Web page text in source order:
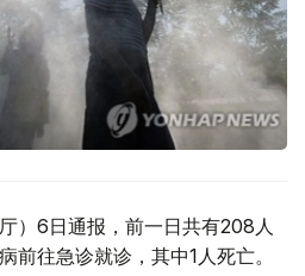
）6日通报，前一日共有208人
前往急诊就诊，其中1人死亡。